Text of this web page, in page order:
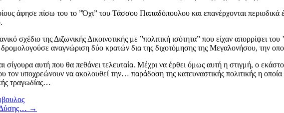
άφησε πίσω του το ”Όχι” του Τάσσου Παπαδόπουλου και επανέρχονται
σχέδιο της Διζωνικής Δικοινοτικής με ”πολιτική ισότητα” που είχαν απορρίψει
αναγνώριση δύο κρατών δια της διχοτόμησης της Μεγαλονήσου, την
αυτή που θα πεθάνει τελευταία. Μέχρι να έρθει όμως αυτή η στιγμή, ο
υποχρεώνουν να ακολουθεί την… παράδοση της κατευναστικής πολιτικής η
τραγωδίας…
Δύσης… →